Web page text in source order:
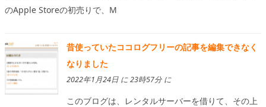
のApple Storeの初売りで、M
昔使っていたココログフリーの記事を編集できなく
なりました
2022年1月24日 に 23時57分 に
このブログは、レンタルサーバーを借りて、その上